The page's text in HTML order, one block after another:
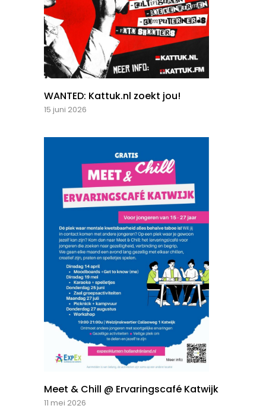
WANTED: Kattuk.nl zoekt jou!
15 juni 2026
Meet & Chill @ Ervaringscafé Katwijk
11 mei 2026